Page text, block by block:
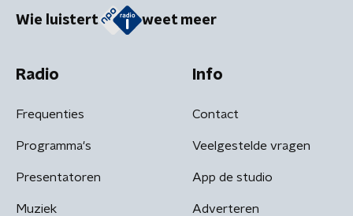
Wie luistert weet meer
Radio
Frequenties
Programma's
Presentatoren
Muziek
Info
Contact
Veelgestelde vragen
App de studio
Adverteren